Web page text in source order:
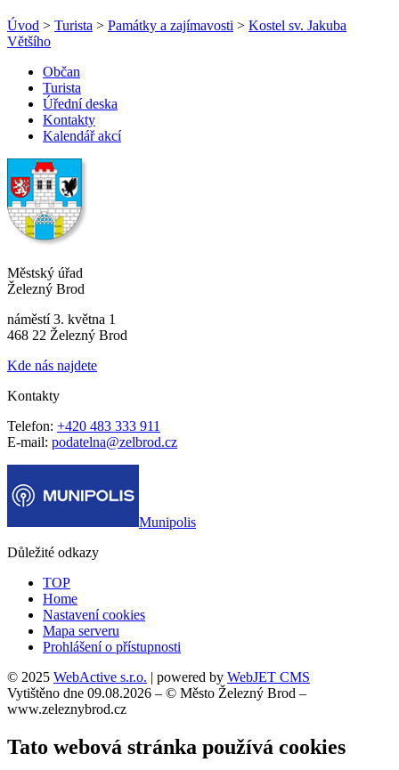
Úvod > Turista > Památky a zajímavosti > Kostel sv. Jakuba
Většího
Občan
Turista
Úřední deska
Kontakty
Kalendář akcí
Městský úřad
Železný Brod
náměstí 3. května 1
468 22 Železný Brod
Kde nás najdete
Kontakty
Telefon: +420 483 333 911
E-mail: podatelna@zelbrod.cz
Munipolis
Důležité odkazy
TOP
Home
Nastavení cookies
Mapa serveru
Prohlášení o přístupnosti
© 2025 WebActive s.r.o. | powered by WebJET CMS
Vytištěno dne 09.08.2026 – © Město Železný Brod –
www.zeleznybrod.cz
Tato webová stránka používá cookies